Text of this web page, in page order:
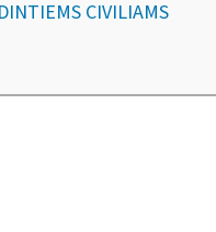
CIVILIAMS